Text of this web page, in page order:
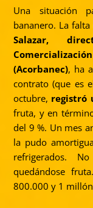
Una situación
bananero. La
Salazar,
(Acorbanec), ha
contrato (que es
octubre, registró
fruta, y en
del 9 %. Un mes
la pudo
refrigerados.
quedándose
800.000 y 1 millón